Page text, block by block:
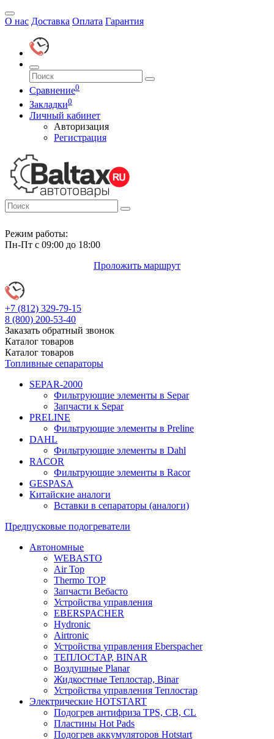
О нас Доставка Оплата Гарантия
Сравнение0
Закладки0
Личный кабинет
Авторизация
Регистрация
Режим работы:
Пн-Пт с 09:00 до 18:00
Проложить маршрут
+7 (812) 329-79-15
8 (800) 200-53-40
Заказать обратный звонок
Каталог товаров
Каталог товаров
Топливные сепараторы
SEPAR-2000
Фильтрующие элементы в Separ
Запчасти к Separ
PRELINE
Фильтрующие элементы в Preline
DAHL
Фильтрующие элементы в Dahl
RACOR
Фильтрующие элементы в Racor
GESPASA
Китайские аналоги
Вставки в сепараторы (аналоги)
Предпусковые подогреватели
Автономные
WEBASTO
Air Top
Thermo TOP
Запчасти Вебасто
Устройства управления
EBERSPACHER
Hydronic
Airtronic
Устройства управления Eberspacher
ТЕПЛОСТАР, BINAR
Воздушные Planar
Жидкостные Теплостар, Binar
Устройства управления Теплостар
Электрические HOTSTART
Подогрев антифриза TPS, CB, CL
Пластины Hot Pads
Подогрев аккумуляторов Hotstart